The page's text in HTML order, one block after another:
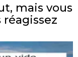
mais vous